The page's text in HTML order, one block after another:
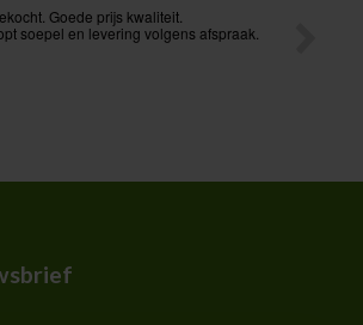
Goede prijs kwaliteit.
soepel en levering volgens afspraak.